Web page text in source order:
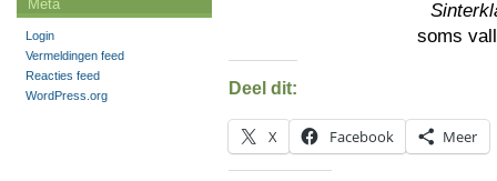
soms
Deel dit:
X Facebook Meer
Meta
Login
Vermeldingen feed
Reacties feed
WordPress.org